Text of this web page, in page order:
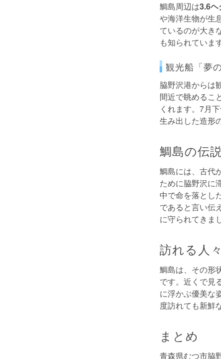
鯛島周辺は3.6ヘ
や海洋生物が生
ているのが大き
も知られています
観光船「夢
脇野沢港からは
間近で眺めるこ
くれます。7月
生み出した造形
鯛島の伝
鯛島には、古代
ために脇野沢に
中で命を落とし
であると言い伝
に守られてきま
訪れる人
鯛島は、その形
です。近くで見
に浮かぶ優美な
度訪れても新鮮
まとめ
青森県むつ市脇